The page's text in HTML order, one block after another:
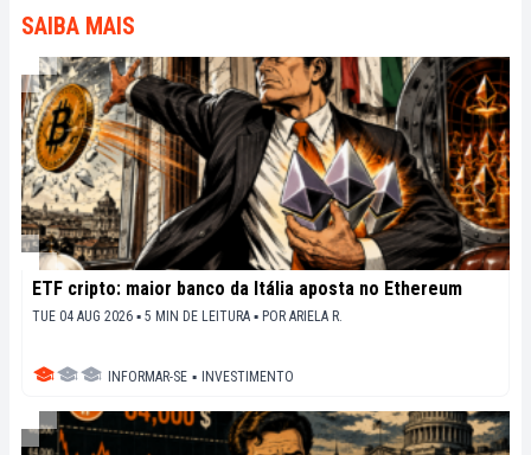
sociétaux de cette révolution en marche.
SAIBA MAIS
ETF cripto: maior banco da Itália aposta no Ethereum
TUE 04 AUG 2026 ▪ 5 MIN DE LEITURA ▪ POR ARIELA R.
INFORMAR-SE ▪ INVESTIMENTO